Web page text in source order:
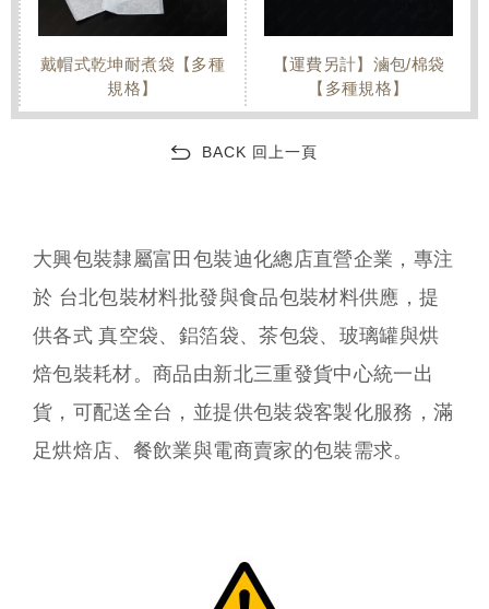
戴帽式乾坤耐煮袋【多種
規格】
【運費另計】滷包/棉袋
【多種規格】
BACK 回上一頁
大興包裝隸屬富田包裝迪化總店直營企業，專注
於 台北包裝材料批發與食品包裝材料供應，提
供各式 真空袋、鋁箔袋、茶包袋、玻璃罐與烘
焙包裝耗材。商品由新北三重發貨中心統一出
貨，可配送全台，並提供包裝袋客製化服務，滿
足烘焙店、餐飲業與電商賣家的包裝需求。